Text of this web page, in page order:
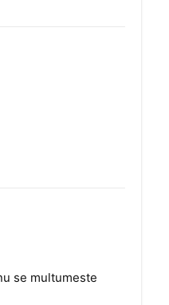
se multumeste